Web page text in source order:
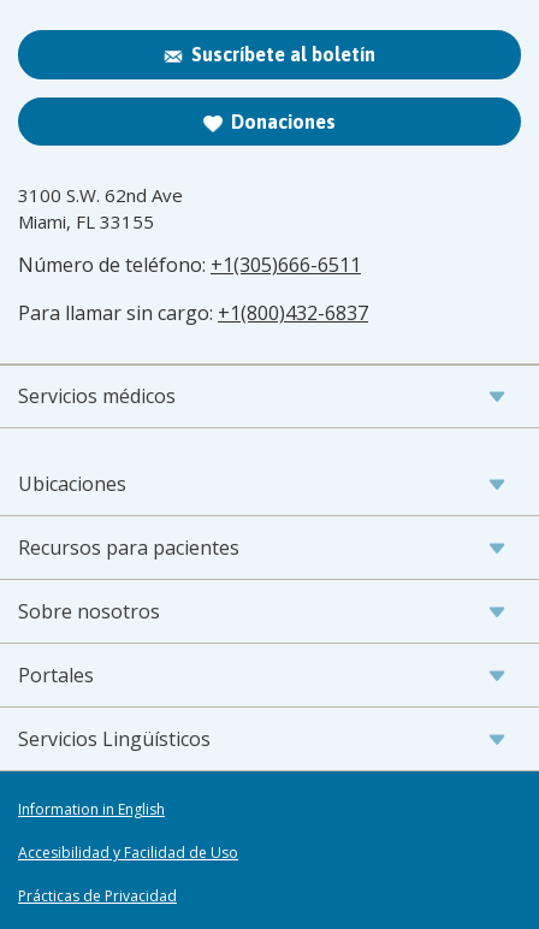
Suscríbete al boletín
Donaciones
3100 S.W. 62nd Ave
Miami, FL 33155
Número de teléfono: +1(305)666-6511
Para llamar sin cargo: +1(800)432-6837
Servicios médicos
Ubicaciones
Recursos para pacientes
Sobre nosotros
Portales
Servicios Lingüísticos
Information in English
Accesibilidad y Facilidad de Uso
Prácticas de Privacidad